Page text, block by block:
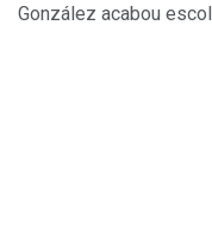
González acabou